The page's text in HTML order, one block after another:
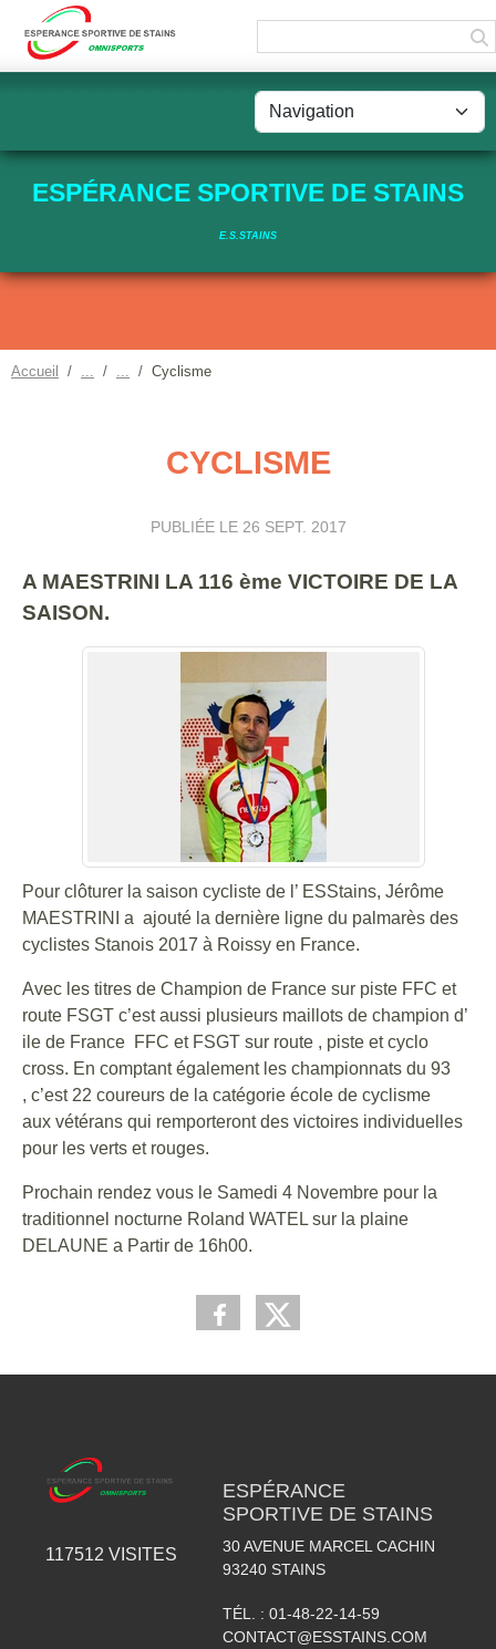
ESPÉRANCE SPORTIVE DE STAINS
E.S.STAINS
Accueil Cyclisme
CYCLISME
PUBLIÉE LE 26 SEPT. 2017
A MAESTRINI LA 116 ème VICTOIRE DE LA
SAISON.
Pour clôturer la saison cycliste de l’ ESStains, Jérôme
MAESTRINI a ajouté la dernière ligne du palmarès des
cyclistes Stanois 2017 à Roissy en France.
Avec les titres de Champion de France sur piste FFC et
route FSGT c’est aussi plusieurs maillots de champion d’
ile de France FFC et FSGT sur route , piste et cyclo
cross. En comptant également les championnats du 93
, c’est 22 coureurs de la catégorie école de cyclisme
aux vétérans qui remporteront des victoires individuelles
pour les verts et rouges.
Prochain rendez vous le Samedi 4 Novembre pour la
traditionnel nocturne Roland WATEL sur la plaine
DELAUNE a Partir de 16h00.
117512 VISITES
ESPÉRANCE
SPORTIVE DE STAINS
30 AVENUE MARCEL CACHIN
93240 STAINS
TÉL. : 01-48-22-14-59
CONTACT@ESSTAINS.COM
Panneau de gestion des cookies